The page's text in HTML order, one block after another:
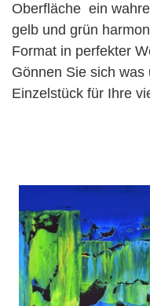
Oberfläche ein
gelb und grün
Format in perfekter
Gönnen Sie sich
Einzelstück für Ihre